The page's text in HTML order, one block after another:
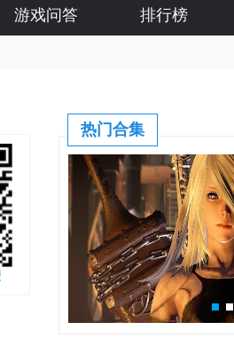
游戏问答 排行榜
热门合集